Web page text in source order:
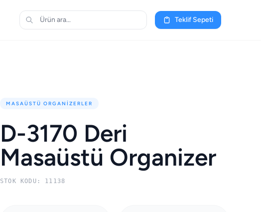
Teklif Sepeti
MASAÜSTÜ ORGANIZERLER
D-3170 Deri
Masaüstü Organizer
STOK KODU: 11138